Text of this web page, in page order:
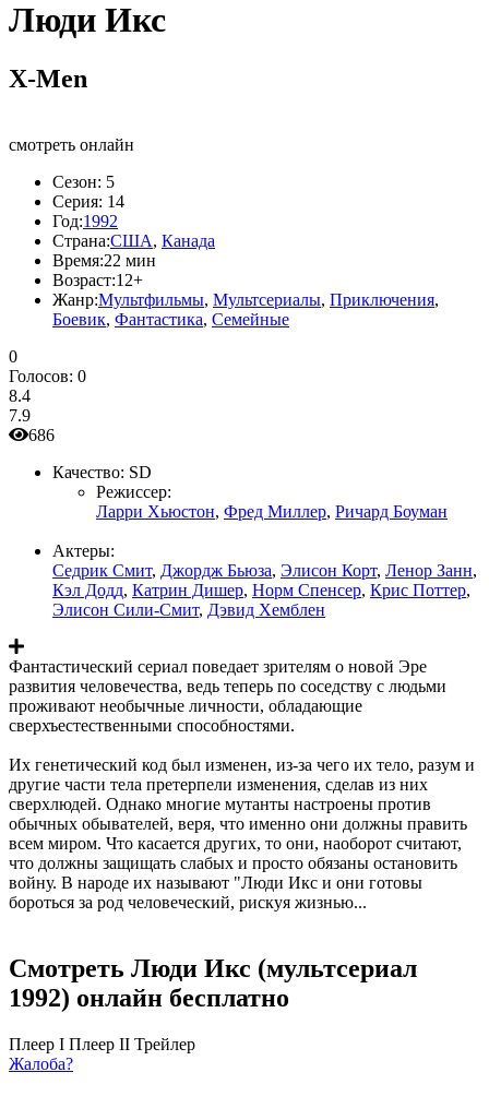
Люди Икс
X-Men
смотреть онлайн
Сезон: 5
Серия: 14
Год:1992
Страна:США, Канада
Время:22 мин
Возраст:12+
Жанр:Мультфильмы, Мультсериалы, Приключения,
Боевик, Фантастика, Семейные
0
Голосов: 0
8.4
7.9
686
Качество: SD
Режиссер:
Ларри Хьюстон, Фред Миллер, Ричард Боуман
Актеры:
Седрик Смит, Джордж Бьюза, Элисон Корт, Ленор Занн,
Кэл Додд, Катрин Дишер, Норм Спенсер, Крис Поттер,
Элисон Сили-Смит, Дэвид Хемблен
Фантастический сериал поведает зрителям о новой Эре
развития человечества, ведь теперь по соседству с людьми
проживают необычные личности, обладающие
сверхъестественными способностями.
Их генетический код был изменен, из-за чего их тело, разум и
другие части тела претерпели изменения, сделав из них
сверхлюдей. Однако многие мутанты настроены против
обычных обывателей, веря, что именно они должны править
всем миром. Что касается других, то они, наоборот считают,
что должны защищать слабых и просто обязаны остановить
войну. В народе их называют "Люди Икс и они готовы
бороться за род человеческий, рискуя жизнью...
Смотреть Люди Икс (мультсериал
1992) онлайн бесплатно
Плеер I Плеер II Трейлер
Жалоба?